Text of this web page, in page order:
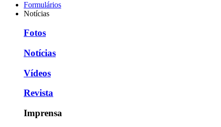
Formulários
Notícias
Fotos
Notícias
Vídeos
Revista
Imprensa